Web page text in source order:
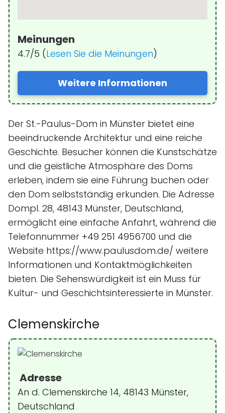
Meinungen
4.7/5 (Lesen Sie die Meinungen)
Weitere Informationen
Der St.-Paulus-Dom in Münster bietet eine
beeindruckende Architektur und eine reiche
Geschichte. Besucher können die Kunstschätze
und die geistliche Atmosphäre des Doms
erleben, indem sie eine Führung buchen oder
den Dom selbstständig erkunden. Die Adresse
Dompl. 28, 48143 Münster, Deutschland,
ermöglicht eine einfache Anfahrt, während die
Telefonnummer +49 251 4956700 und die
Website https://www.paulusdom.de/ weitere
Informationen und Kontaktmöglichkeiten
bieten. Die Sehenswürdigkeit ist ein Muss für
Kultur- und Geschichtsinteressierte in Münster.
Clemenskirche
Adresse
An d. Clemenskirche 14, 48143 Münster,
Deutschland